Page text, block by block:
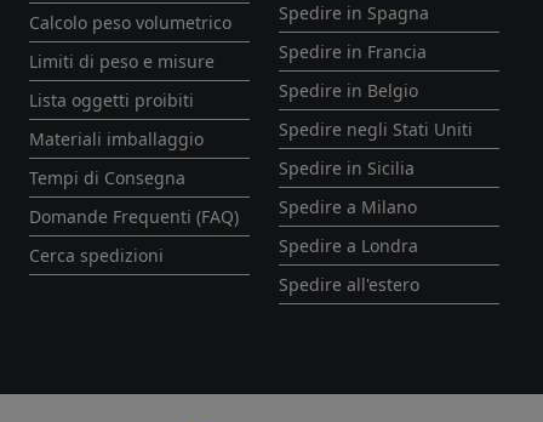
Calcolo peso volumetrico
Limiti di peso e misure
Lista oggetti proibiti
Materiali imballaggio
Tempi di Consegna
Domande Frequenti (FAQ)
Cerca spedizioni
Spedire in Spagna
Spedire in Francia
Spedire in Belgio
Spedire negli Stati Uniti
Spedire in Sicilia
Spedire a Milano
Spedire a Londra
Spedire all'estero